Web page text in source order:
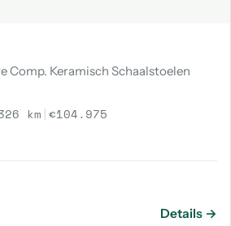
Comp. Keramisch Schaalstoelen
km |€104.975
Details →